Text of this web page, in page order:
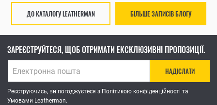
ДО КАТАЛОГУ LEATHERMAN БІЛЬШЕ ЗАПИСІВ БЛОГУ
ЗАРЕЄСТРУЙТЕСЯ, ЩОБ ОТРИМАТИ ЕКСКЛЮЗИВНІ ПРОПОЗИЦІЇ.
НАДІСЛАТИ
Реєструючись, ви погоджуєтеся з Політикою конфіденційності та
Умовами Leatherman.